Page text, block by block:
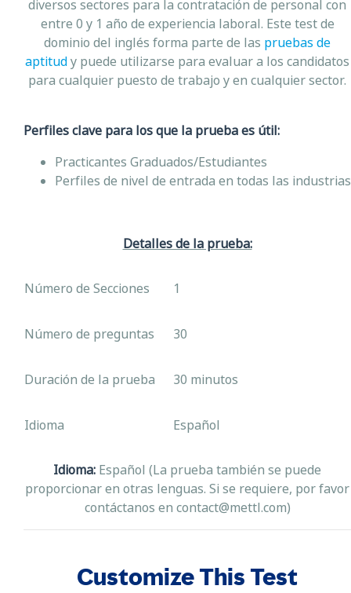
diversos sectores para la contratación de personal con
entre 0 y 1 año de experiencia laboral. Este test de
dominio del inglés forma parte de las pruebas de
aptitudy puede utilizarse para evaluar a los candidatos
para cualquier puesto de trabajo y en cualquier sector.
Perfiles clave para los que la prueba es útil:
Practicantes Graduados/Estudiantes
Perfiles de nivel de entrada en todas las industrias
Detalles de la prueba:
Número de Secciones 1
Número de preguntas 30
Duración de la prueba 30 minutos
Idioma Español
Idioma: Español (La prueba también se puede
proporcionar en otras lenguas. Si se requiere, por favor
contáctanos en contact@mettl.com)
Customize This Test